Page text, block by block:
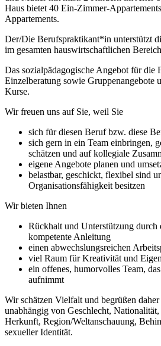
Haus bietet 40 Ein-Zimmer-
Appartements.
Der/Die Berufspraktikant*in unterstützt
im gesamten hauswirtschaftlichen
Das sozialpädagogische Angebot für die
Einzelberatung sowie Gruppenangebote
Kurse.
Wir freuen uns auf Sie, weil Sie
sich für diesen Beruf bzw. diese
sich gern in ein Team einbringen,
schätzen und auf kollegiale
eigene Angebote planen und
belastbar, geschickt, flexibel sind
Organisationsfähigkeit besitzen
Wir bieten Ihnen
Rückhalt und Unterstützung durch
kompetente Anleitung
einen abwechslungsreichen
viel Raum für Kreativität und
ein offenes, humorvolles Team,
aufnimmt
Wir schätzen Vielfalt und begrüßen
unabhängig von Geschlecht,
Herkunft, Region/Weltanschauung,
sexueller Identität.